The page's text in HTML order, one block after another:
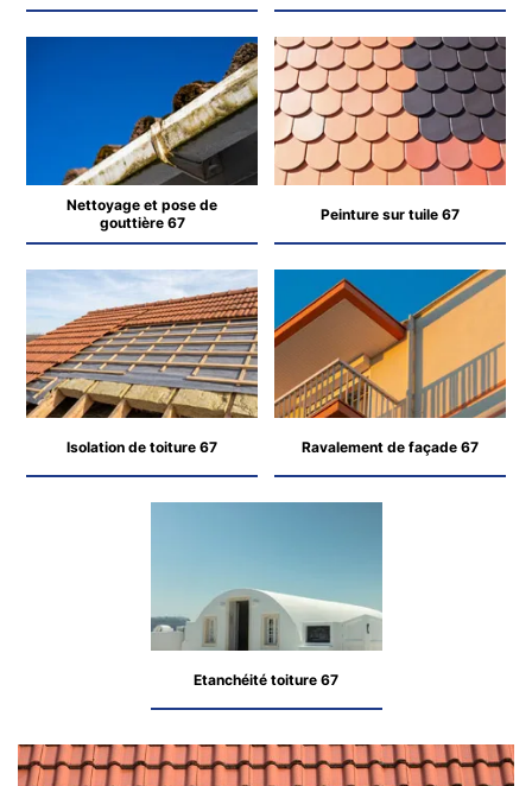
Nettoyage et pose de
gouttière 67
Peinture sur tuile 67
Isolation de toiture 67 Ravalement de façade 67
Etanchéité toiture 67